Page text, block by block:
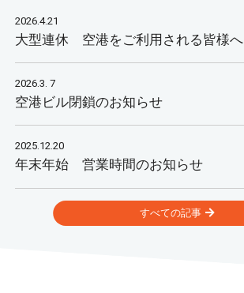
すべての記事
2026.4.21
大型連休 空港をご利用される皆様へ
2026.3. 7
空港ビル閉鎖のお知らせ
2025.12.20
年末年始 営業時間のお知らせ